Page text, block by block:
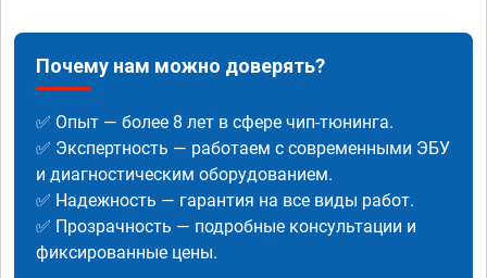
Почему нам можно доверять?
✅ Опыт — более 8 лет в сфере чип-тюнинга.
✅ Экспертность — работаем с современными ЭБУ
и диагностическим оборудованием.
✅ Надежность — гарантия на все виды работ.
✅ Прозрачность — подробные консультации и
фиксированные цены.